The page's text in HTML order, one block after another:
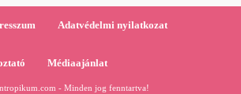
Adatvédelmi nyilatkozat
Médiaajánlat
- Minden jog fenntartva!